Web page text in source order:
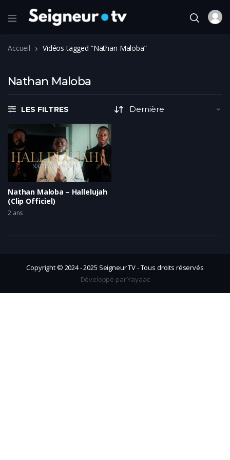
Accueil Vidéos tagged “Nathan Maloba”
Nathan Maloba
LES FILTRES
Nathan Maloba – Hallelujah
(Clip Officiel)
2 ans
Copyright © 2024 - 2025 Seigneur TV - Tous droits réservés
Développé par Yayaac